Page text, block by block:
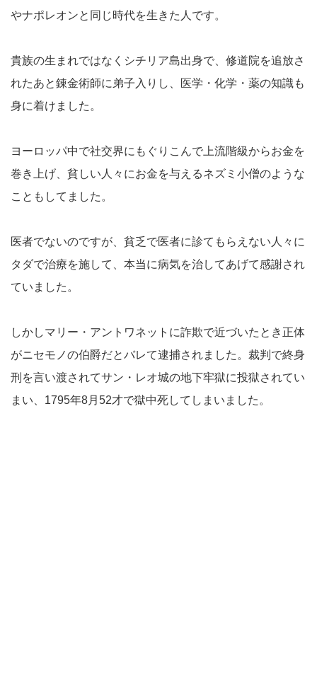
やナポレオンと同じ時代を生きた人です。
貴族の生まれではなくシチリア島出身で、修道院を追放さ
れたあと錬金術師に弟子入りし、医学・化学・薬の知識も
身に着けました。
ヨーロッパ中で社交界にもぐりこんで上流階級からお金を
巻き上げ、貧しい人々にお金を与えるネズミ小僧のような
こともしてました。
医者でないのですが、貧乏で医者に診てもらえない人々に
タダで治療を施して、本当に病気を治してあげて感謝され
ていました。
しかしマリー・アントワネットに詐欺で近づいたとき正体
がニセモノの伯爵だとバレて逮捕されました。裁判で終身
刑を言い渡されてサン・レオ城の地下牢獄に投獄されてい
まい、1795年8月52才で獄中死してしまいました。